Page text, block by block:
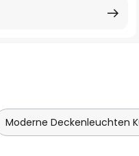
Moderne Deckenleuchten